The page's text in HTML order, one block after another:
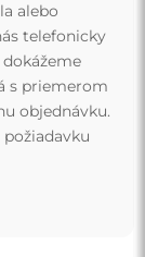
alebo
telefonicky
s priemerom
objednávku.